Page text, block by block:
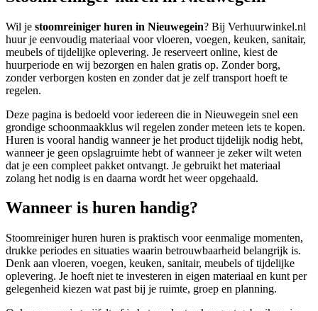
Wil je stoomreiniger huren in Nieuwegein? Bij Verhuurwinkel.nl
huur je eenvoudig materiaal voor vloeren, voegen, keuken, sanitair,
meubels of tijdelijke oplevering. Je reserveert online, kiest de
huurperiode en wij bezorgen en halen gratis op. Zonder borg,
zonder verborgen kosten en zonder dat je zelf transport hoeft te
regelen.
Deze pagina is bedoeld voor iedereen die in Nieuwegein snel een
grondige schoonmaakklus wil regelen zonder meteen iets te kopen.
Huren is vooral handig wanneer je het product tijdelijk nodig hebt,
wanneer je geen opslagruimte hebt of wanneer je zeker wilt weten
dat je een compleet pakket ontvangt. Je gebruikt het materiaal
zolang het nodig is en daarna wordt het weer opgehaald.
Wanneer is huren handig?
Stoomreiniger huren huren is praktisch voor eenmalige momenten,
drukke periodes en situaties waarin betrouwbaarheid belangrijk is.
Denk aan vloeren, voegen, keuken, sanitair, meubels of tijdelijke
oplevering. Je hoeft niet te investeren in eigen materiaal en kunt per
gelegenheid kiezen wat past bij je ruimte, groep en planning.